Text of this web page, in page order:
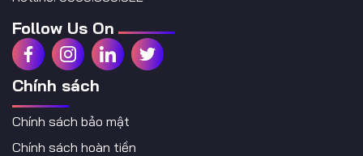
Follow Us On
Chính sách
Chính sách bảo mật
Chính sách hoàn tiền